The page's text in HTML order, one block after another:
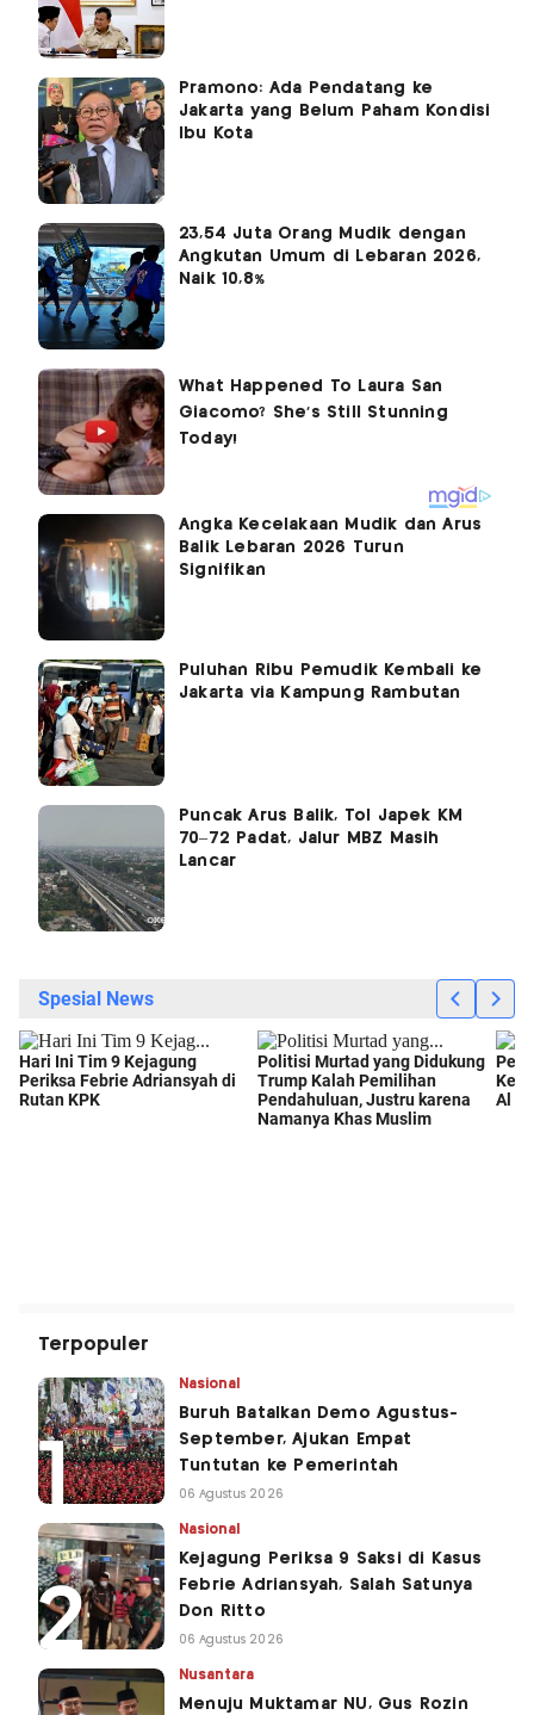
Pramono: Ada Pendatang ke
Jakarta yang Belum Paham Kondisi
Ibu Kota
23,54 Juta Orang Mudik dengan
Angkutan Umum di Lebaran 2026,
Naik 10,8%
Angka Kecelakaan Mudik dan Arus
Balik Lebaran 2026 Turun
Signifikan
Puluhan Ribu Pemudik Kembali ke
Jakarta via Kampung Rambutan
Puncak Arus Balik, Tol Japek KM
70–72 Padat, Jalur MBZ Masih
Lancar
Terpopuler
Nasional
Buruh Batalkan Demo Agustus-
September, Ajukan Empat
Tuntutan ke Pemerintah
06 Agustus 2026
Nasional
Kejagung Periksa 9 Saksi di Kasus
Febrie Adriansyah, Salah Satunya
Don Ritto
06 Agustus 2026
Nusantara
Menuju Muktamar NU, Gus Rozin